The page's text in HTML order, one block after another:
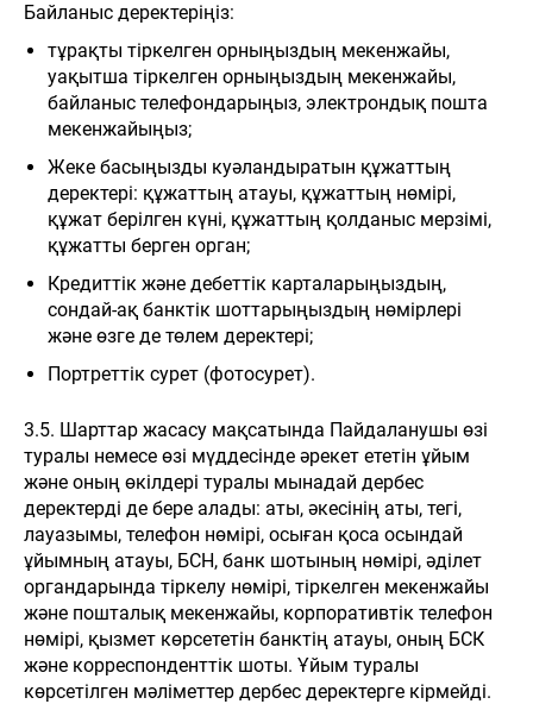
Байланыс деректеріңіз:
тұрақты тіркелген орныңыздың мекенжайы,
уақытша тіркелген орныңыздың мекенжайы,
байланыс телефондарыңыз, электрондық пошта
мекенжайыңыз;
Жеке басыңызды куәландыратын құжаттың
деректері: құжаттың атауы, құжаттың нөмірі,
құжат берілген күні, құжаттың қолданыс мерзімі,
құжатты берген орган;
Кредиттік және дебеттік карталарыңыздың,
сондай-ақ банктік шоттарыңыздың нөмірлері
және өзге де төлем деректері;
Портреттік сурет (фотосурет).
3.5. Шарттар жасасу мақсатында Пайдаланушы өзі
туралы немесе өзі мүддесінде әрекет ететін ұйым
және оның өкілдері туралы мынадай дербес
деректерді де бере алады: аты, әкесінің аты, тегі,
лауазымы, телефон нөмірі, осыған қоса осындай
ұйымның атауы, БСН, банк шотының нөмірі, әділет
органдарында тіркелу нөмірі, тіркелген мекенжайы
және пошталық мекенжайы, корпоративтік телефон
нөмірі, қызмет көрсететін банктің атауы, оның БСК
және корреспонденттік шоты. Ұйым туралы
көрсетілген мәліметтер дербес деректерге кірмейді.